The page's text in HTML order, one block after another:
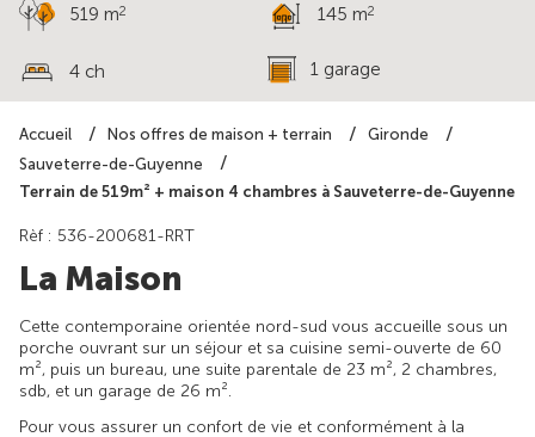
Accueil Nos offres de maison + terrain
Gironde
Sauveterre-de-Guyenne
Terrain de 519m² + maison 4 chambres à Sauveterre-de-Guyenne
519 m2 145 m2
4 ch 1 garage
Rèf : 536-200681-RRT
La Maison
Cette contemporaine orientée nord-sud vous accueille sous un
porche ouvrant sur un séjour et sa cuisine semi-ouverte de 60
m², puis un bureau, une suite parentale de 23 m², 2 chambres,
sdb, et un garage de 26 m².
Pour vous assurer un confort de vie et conformément à la